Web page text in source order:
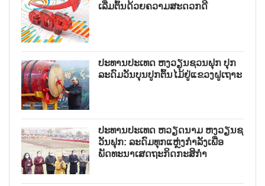
ເລີ່ມຕົ້ນດ້ວຍຄວາມສະດວກດີ
ປະທານປະເທດ ຫງວຽນຊວນຟຸກ ປຸກ
ລະດົມວັນບຸນປູກຕົ້ນໄມ້ຢູ່ແຂວງຝູເຖາະ
ປະທານປະເທດ ຫວຽດນາມ ຫງວຽນຊ
ວັນຟຸກ: ລະດົມທຸກແຫຼ່ງກຳລັງເພື່ອ
ພັດທະນາເສດຖະກິດກະສິກຳ